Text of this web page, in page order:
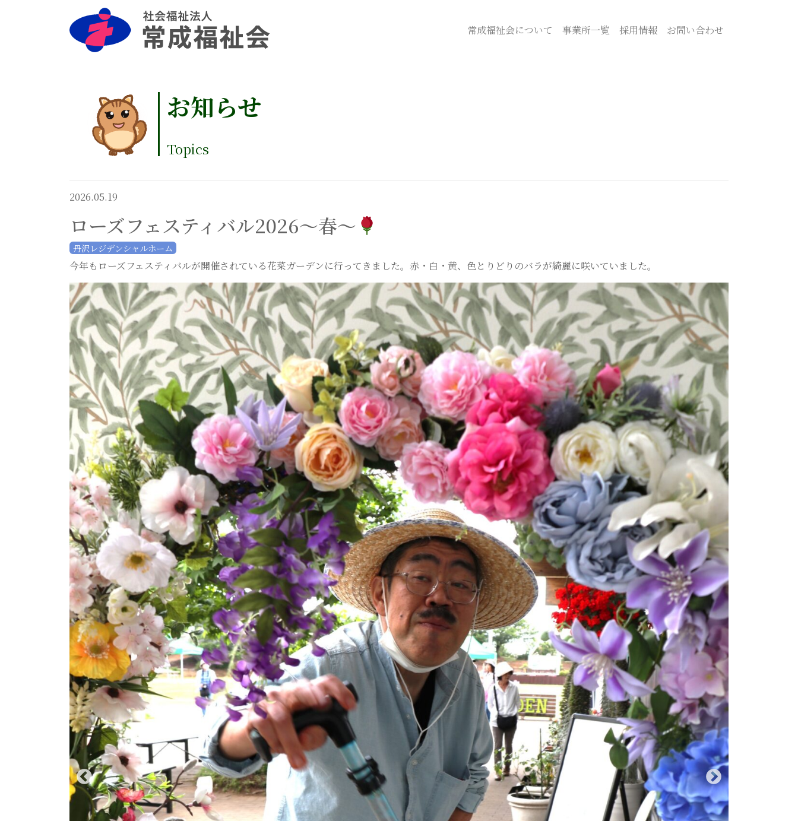
常成福祉会について 事業所一覧 採用情報 お問い合わせ
お知らせ
Topics
2026.05.19
ローズフェスティバル2026～春～
丹沢レジデンシャルホーム
今年もローズフェスティバルが開催されている花菜ガーデンに行ってきました。赤・白・黄、色とりどりのバラが綺麗に咲いていました。